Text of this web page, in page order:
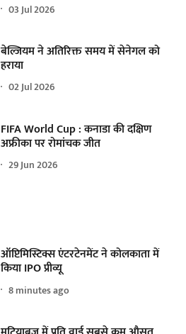
03 Jul 2026
बेल्जियम ने अतिरिक्त समय में सेनेगल को
हराया
02 Jul 2026
FIFA World Cup : कनाडा की दक्षिण
अफ्रीका पर रोमांचक जीत
29 Jun 2026
ऑप्टिमिस्टिक्स एंटरटेनमेंट ने कोलकाता में
किया IPO प्रीव्यू
8 minutes ago